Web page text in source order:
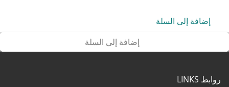
إضافة إلى السلة
إضافة إلى السلة
إضافة إلى السلة
إضافة إلى السلة
إضافة إلى السلة
إضافة إلى السلة
إضافة إلى السلة
إضافة إلى السلة
إضافة إلى السلة
إضافة إلى السلة
إضافة إلى السلة
روابط LINKS